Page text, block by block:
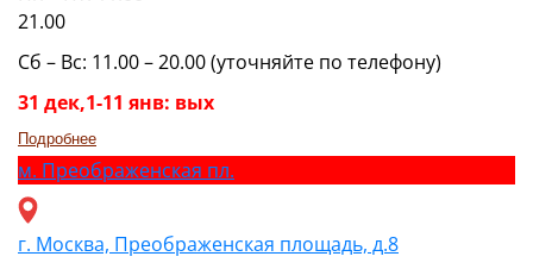
21.00
Сб – Вс: 11.00 – 20.00 (уточняйте по телефону)
31 дек,1-11 янв: вых
Подробнее
м. Преображенская пл.
г. Москва, Преображенская площадь, д.8